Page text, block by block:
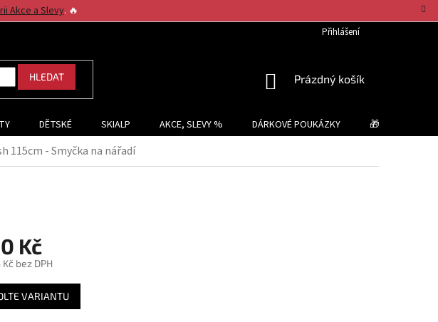
Akce a Slevy. 🔥
Přihlášení
HLEDAT
NÁKUPNÍ
Prázdný košík
DĚTSKÉ SKIALP AKCE, SLEVY % DÁRKOVÉ POUKÁZKY 🎁 TIPY NA
115cm - Smyčka na nářadí
Kč
Kč bez DPH
VARIANTU